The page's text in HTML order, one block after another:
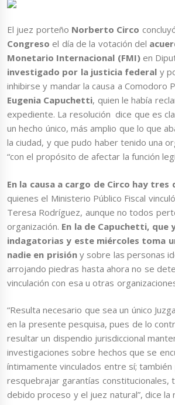
El juez porteño Norberto Circo
Congreso el día de la votación del
Monetario Internacional (FMI)en
investigado por la justicia federal y
inhibirse y mandar la causa a Comodoro
Eugenia Capuchetti, quien le había
expediente. La resolución dice que es
un hecho único, más amplio que lo que
la ciudad, y que pudo haber tenido una
“con el propósito de afectar la función
En la causa a cargo de Circo hay tres
quienes el Ministerio Público Fiscal
Teresa Rodríguez, aunque no todos
organización. En la de Capuchetti, que
indagatorias y este miércoles toma
nadie en prisióny sobre las personas
arrojando piedras hasta ahora no se
vinculación con esa u otras
“Resulta necesario que sea un único
en la presente pesquisa, pues de lo
resultar un dispendio jurisdiccional
investigaciones sobre hechos que se
íntimamente vinculados entre sí; también
resquebrajar garantías constitucionales,
debido proceso y el juez natural”, dice la